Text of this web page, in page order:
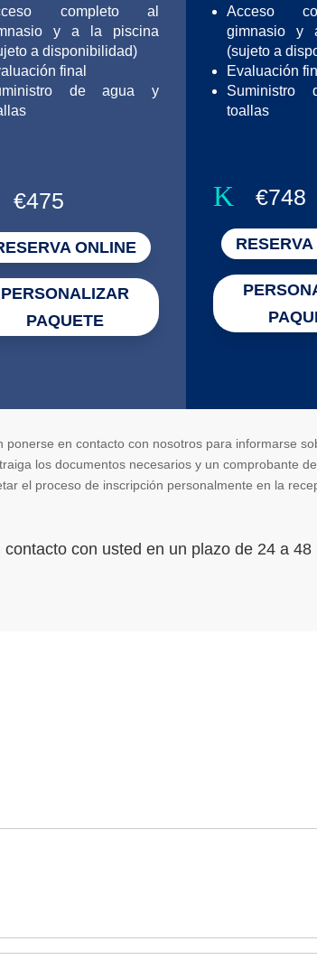
completo al
y a la piscina
a disponibilidad)
final
de agua y
€475
ONLINE
PERSONALIZAR
PAQUETE
Acceso
gimnasio y
(sujeto a
Evaluación
toallas
K €748
en contacto con nosotros para informarse
los documentos necesarios y un comprobante
el proceso de inscripción personalmente en la
con usted en un plazo de 24 a